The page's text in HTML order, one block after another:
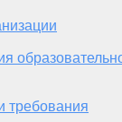
требования